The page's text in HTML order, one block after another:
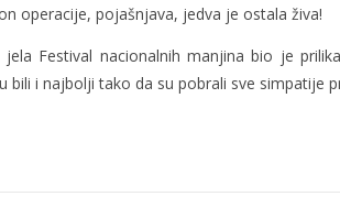
operacije, pojašnjava, jedva je ostala živa!
jela Festival nacionalnih manjina bio je
bili i najbolji tako da su pobrali sve simpatije